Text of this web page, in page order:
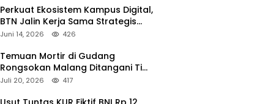
Perkuat Ekosistem Kampus Digital,
BTN Jalin Kerja Sama Strategis
dengan UNAIR
Juni 14, 2026 426
Temuan Mortir di Gudang
Rongsokan Malang Ditangani Tim
Gegana Polda Jatim
Juli 20, 2026 417